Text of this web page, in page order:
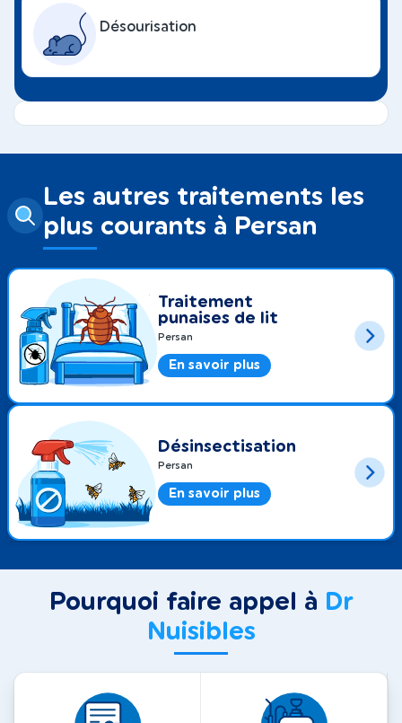
Désourisation
Les autres traitements les
plus courants à Persan
Traitement
punaises de lit
Persan
En savoir plus
Désinsectisation
Persan
En savoir plus
Pourquoi faire appel à Dr
Nuisibles